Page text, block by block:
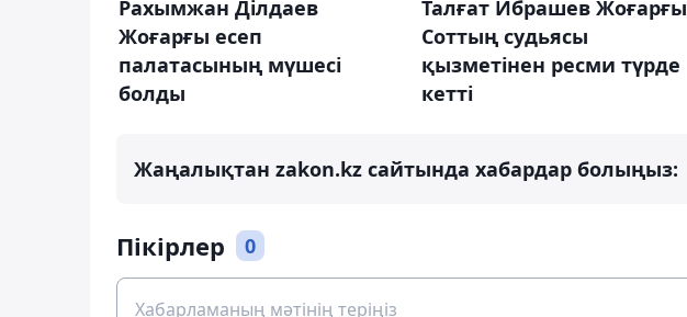
Рахымжан Ділдаев
Жоғарғы есеп
палатасының мүшесі
болды
Талғат Ибрашев Жоғарғы
Соттың судьясы
қызметінен ресми түрде
кетті
Жаңалықтан zakon.kz сайтында хабардар болыңыз:
Пікірлер 0